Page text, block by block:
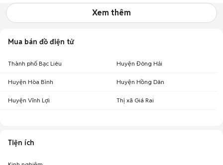
Xem thêm
Mua bán đồ điện tử
Thành phố Bạc Liêu Huyện Đông Hải
Huyện Hòa Bình Huyện Hồng Dân
Huyện Vĩnh Lợi Thị xã Giá Rai
Tiện ích